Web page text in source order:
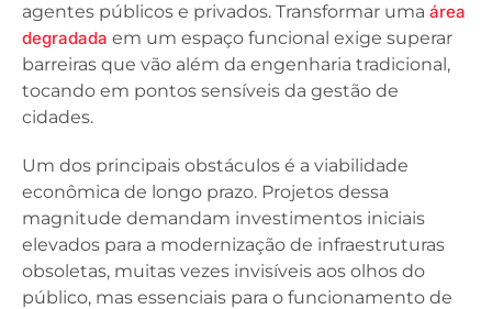
agentes públicos e privados. Transformar uma área
degradada em um espaço funcional exige superar
barreiras que vão além da engenharia tradicional,
tocando em pontos sensíveis da gestão de
cidades.
Um dos principais obstáculos é a viabilidade
econômica de longo prazo. Projetos dessa
magnitude demandam investimentos iniciais
elevados para a modernização de infraestruturas
obsoletas, muitas vezes invisíveis aos olhos do
público, mas essenciais para o funcionamento de